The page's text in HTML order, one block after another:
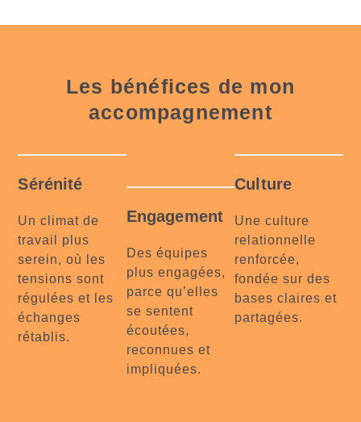
Les bénéfices de mon
accompagnement
Sérénité
Un climat de
travail plus
serein, où les
tensions sont
régulées et les
échanges
rétablis.
Engagement
Des équipes
plus engagées,
parce qu’elles
se sentent
écoutées,
reconnues et
impliquées.
Culture
Une culture
relationnelle
renforcée,
fondée sur des
bases claires et
partagées.